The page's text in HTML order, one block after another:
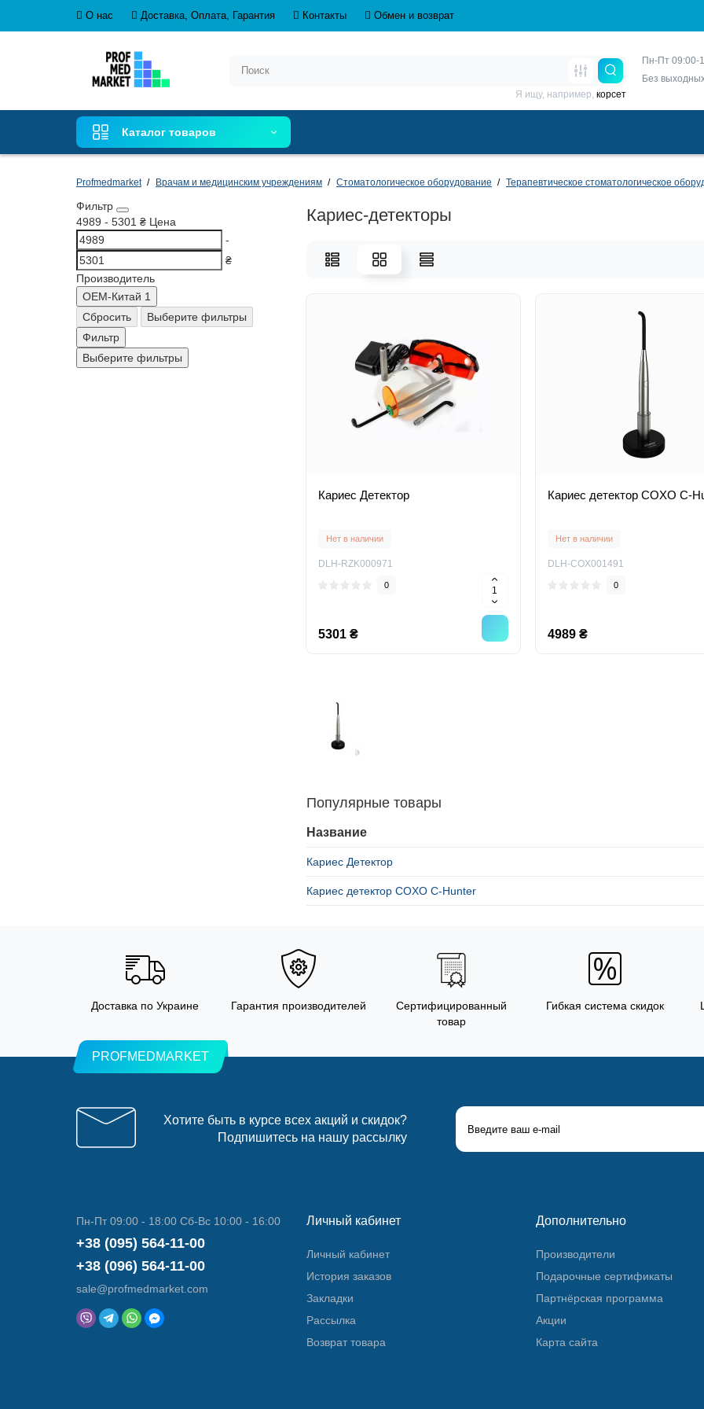
О нас Доставка, Оплата, Гарантия Контакты Обмен и возврат
Пн-Пт 09:00-
Без
Я ищу, например, корсет
Каталог товаров
Profmedmarket Врачам и медицинским учреждениям Стоматологическое оборудование Терапевтическое стоматологическое
Фильтр
4989 - 5301 ₴ Цена
-
₴
Производитель
OEM-Китай 1
Сбросить
Выберите фильтры
Фильтр
Выберите фильтры
Кариес-детекторы
Кариес Детектор
Нет в наличии
DLH-RZK000971
0
5301 ₴
Кариес детектор COXO C-
Нет в наличии
DLH-COX001491
0
4989 ₴
Популярные товары
Название
Кариес Детектор
Кариес детектор COXO C-Hunter
Доставка по Украине Гарантия производителей
Сертифицированный
товар
Гибкая система скидок
PROFMEDMARKET
Хотите быть в курсе всех акций и скидок?
Подпишитесь на нашу рассылку
Пн-Пт 09:00 - 18:00 Сб-Вс 10:00 - 16:00
+38 (095) 564-11-00
+38 (096) 564-11-00
sale@profmedmarket.com
Личный кабинет
Личный кабинет
История заказов
Закладки
Рассылка
Возврат товара
Дополнительно
Производители
Подарочные сертификаты
Партнёрская программа
Акции
Карта сайта